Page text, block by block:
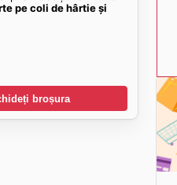
pe coli de hârtie și
broșura